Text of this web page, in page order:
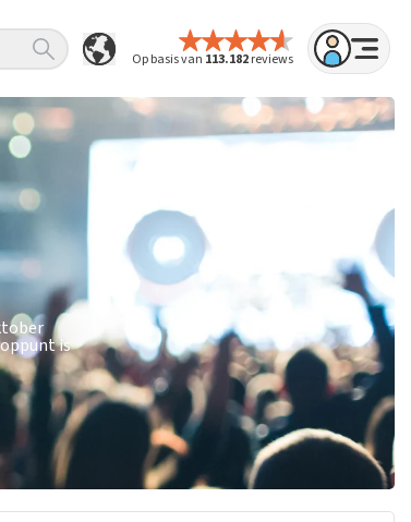
Op basis van 113.182reviews
is